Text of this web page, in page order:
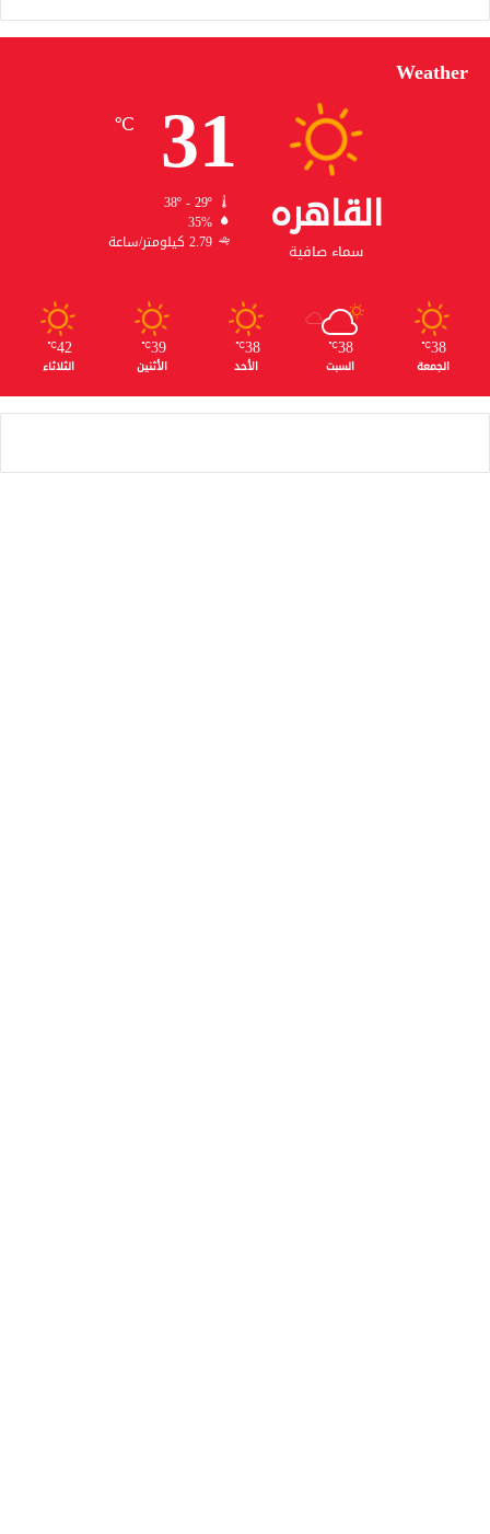
Weather
القاهره
سماء صافية
31
℃
38º - 29º
35%
2.79 كيلومتر/ساعة
38
℃
الجمعة
38
℃
السبت
38
℃
الأحد
39
℃
الأثنين
42
℃
الثلاثاء